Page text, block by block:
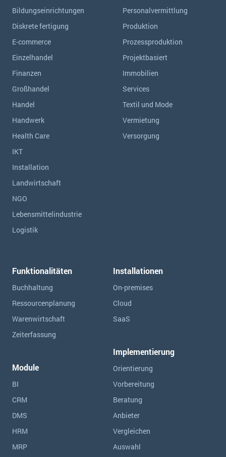
Bildungseinrichtungen
Diskrete fertigung
E-commerce
Einzelhandel
Finanzen
Großhandel
Handel
Handwerk
Health Care
IKT
Installation
Landwirtschaft
NGO
Lebensmittelindustrie
Logistik
Personalvermittlung
Produktion
Prozessproduktion
Projektbasiert
Immobilien
Services
Textil und Mode
Vermietung
Versorgung
Funktionalitäten
Buchhaltung
Ressourcen­planung
Warenwirtschaft
Zeiterfassung
Module
BI
CRM
DMS
HRM
MRP
Installationen
On-premises
Cloud
SaaS
Implementierung
Orientierung
Vorbereitung
Beratung
Anbieter
Vergleichen
Auswahl